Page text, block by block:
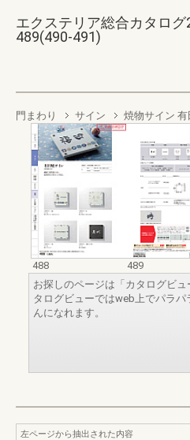
エクステリア総合カタロ
489(490-491)
門まわり サイン 焼物サイン 有
488
489
お探しのページは「カタログビ
タログビューではweb上でパラ
んになれます。
左ページから抽出された内容